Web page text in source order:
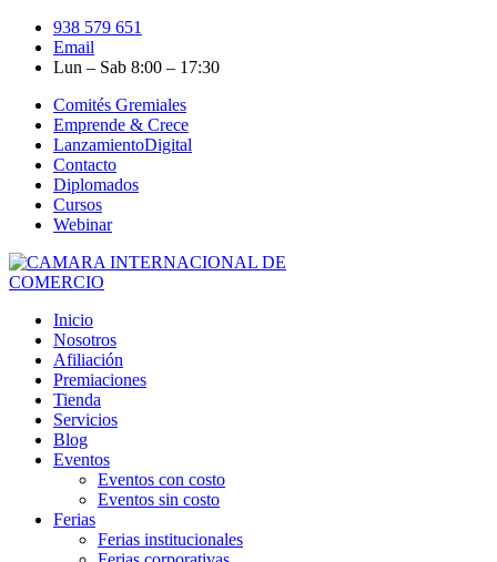
938 579 651
Email
Lun – Sab 8:00 – 17:30
Comités Gremiales
Emprende & Crece
LanzamientoDigital
Contacto
Diplomados
Cursos
Webinar
Inicio
Nosotros
Afiliación
Premiaciones
Tienda
Servicios
Blog
Eventos
Eventos con costo
Eventos sin costo
Ferias
Ferias institucionales